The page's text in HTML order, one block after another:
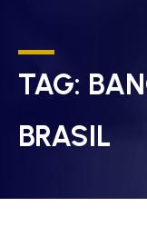
TAG:
BRASIL